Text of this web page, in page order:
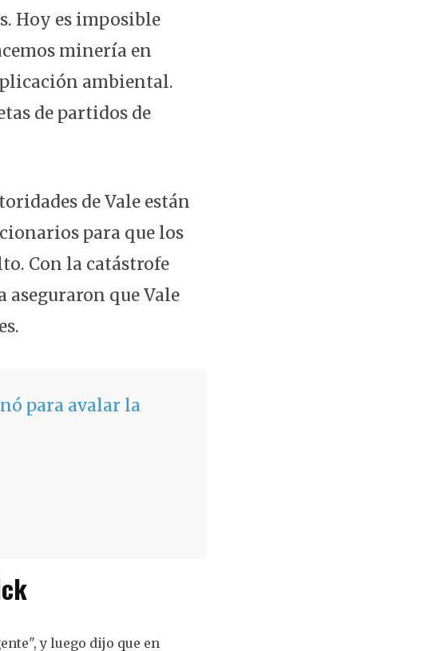
Hoy es imposible
minería en
ambiental.
de partidos de
de Vale están
para que los
Con la catástrofe
que Vale
para avalar la
y luego dijo que en